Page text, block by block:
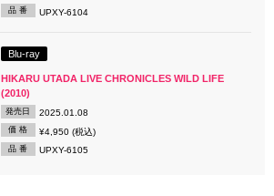
品 番 UPXY-6104
Blu-ray
HIKARU UTADA LIVE CHRONICLES WILD LIFE
(2010)
発売日 2025.01.08
価 格 ¥4,950 (税込)
品 番 UPXY-6105